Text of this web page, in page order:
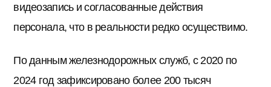
видеозапись и согласованные действия
персонала, что в реальности редко осуществимо.
По данным железнодорожных служб, с 2020 по
2024 год зафиксировано более 200 тысяч